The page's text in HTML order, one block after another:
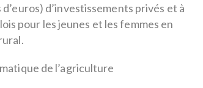
d’investissements privés et à
pour les jeunes et les femmes en
de l’agriculture